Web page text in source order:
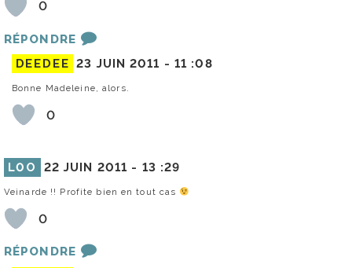
0
RÉPONDRE
DEEDEE 23 JUIN 2011 - 11 :08
Bonne Madeleine, alors.
0
L0O 22 JUIN 2011 - 13 :29
Veinarde !! Profite bien en tout cas
0
RÉPONDRE